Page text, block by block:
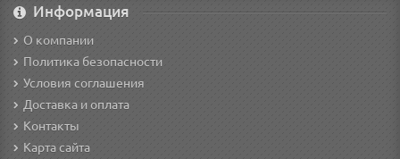
Информация
О компании
Политика безопасности
Условия соглашения
Доставка и оплата
Контакты
Карта сайта